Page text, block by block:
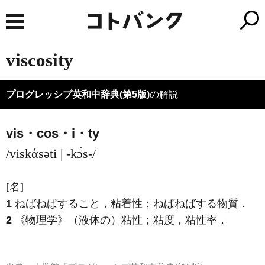
viscosity
プログレッシブ英和中辞典(第5版)の解説
vis・cos・i・ty
/viskάsəti | -kɔ́s-/
[名]
1 ねばねばすること，粘着性；ねばねばする物質 ．
2
《物理学》 （液体の）粘性；粘度，粘性率 ．